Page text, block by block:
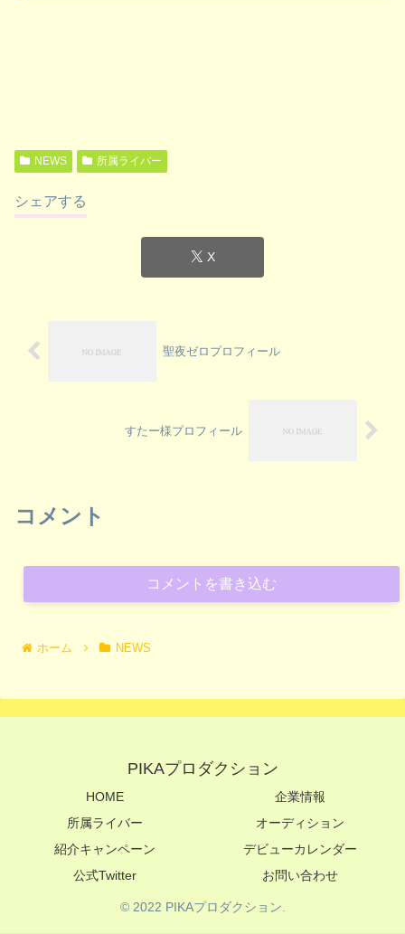
NEWS 所属ライバー
シェアする
X
聖夜ゼロプロフィール
すたー様プロフィール
コメント
コメントを書き込む
ホーム NEWS
PIKAプロダクション
HOME
企業情報
所属ライバー
オーディション
紹介キャンペーン
デビューカレンダー
公式Twitter
お問い合わせ
© 2022 PIKAプロダクション.